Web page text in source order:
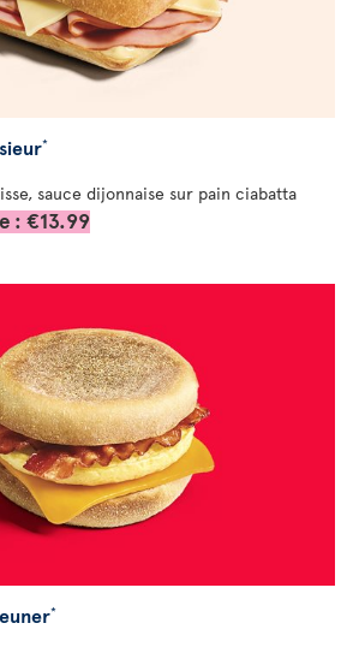
*
sauce dijonnaise sur pain ciabatta
: €13.99
*